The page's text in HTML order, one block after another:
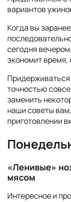
вариантов
Когда вы
сегодня
экономит
точностью
заменить
наши советы
приготовлении
«Ленивые»
мясом
Интересное и